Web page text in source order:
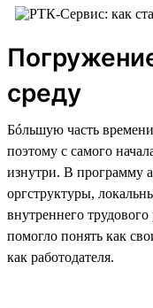
среду
Бóльшую часть
поэтому с самого
изнутри. В программу
оргструктуры,
внутреннего
помогло понять как
как работодателя.